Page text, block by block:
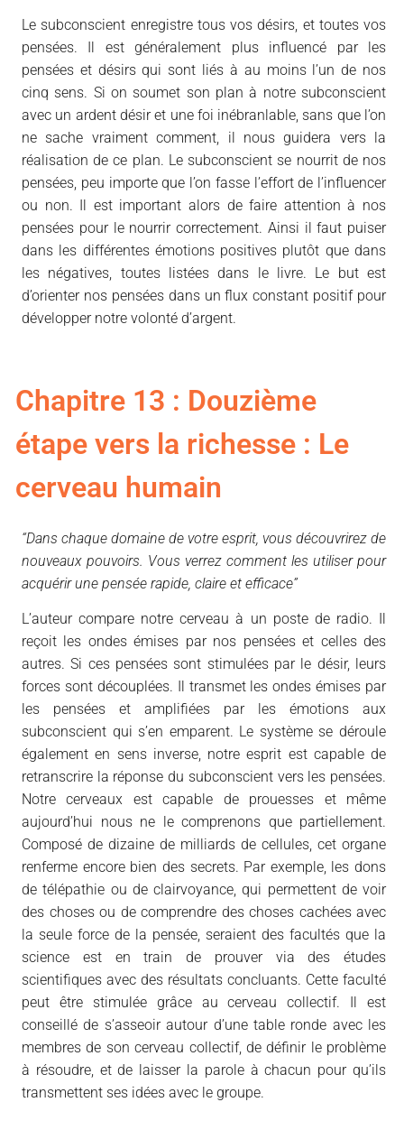
Le subconscient enregistre tous vos désirs, et toutes vos
pensées. Il est généralement plus influencé par les
pensées et désirs qui sont liés à au moins l’un de nos
cinq sens. Si on soumet son plan à notre subconscient
avec un ardent désir et une foi inébranlable, sans que l’on
ne sache vraiment comment, il nous guidera vers la
réalisation de ce plan. Le subconscient se nourrit de nos
pensées, peu importe que l’on fasse l’effort de l’influencer
ou non. Il est important alors de faire attention à nos
pensées pour le nourrir correctement. Ainsi il faut puiser
dans les différentes émotions positives plutôt que dans
les négatives, toutes listées dans le livre. Le but est
d’orienter nos pensées dans un flux constant positif pour
développer notre volonté d’argent.
Chapitre 13 : Douzième
étape vers la richesse : Le
cerveau humain
“Dans chaque domaine de votre esprit, vous découvrirez de
nouveaux pouvoirs. Vous verrez comment les utiliser pour
acquérir une pensée rapide, claire et efficace”
L’auteur compare notre cerveau à un poste de radio. Il
reçoit les ondes émises par nos pensées et celles des
autres. Si ces pensées sont stimulées par le désir, leurs
forces sont découplées. Il transmet les ondes émises par
les pensées et amplifiées par les émotions aux
subconscient qui s’en emparent. Le système se déroule
également en sens inverse, notre esprit est capable de
retranscrire la réponse du subconscient vers les pensées.
Notre cerveaux est capable de prouesses et même
aujourd’hui nous ne le comprenons que partiellement.
Composé de dizaine de milliards de cellules, cet organe
renferme encore bien des secrets. Par exemple, les dons
de télépathie ou de clairvoyance, qui permettent de voir
des choses ou de comprendre des choses cachées avec
la seule force de la pensée, seraient des facultés que la
science est en train de prouver via des études
scientifiques avec des résultats concluants. Cette faculté
peut être stimulée grâce au cerveau collectif. Il est
conseillé de s’asseoir autour d’une table ronde avec les
membres de son cerveau collectif, de définir le problème
à résoudre, et de laisser la parole à chacun pour qu’ils
transmettent ses idées avec le groupe.